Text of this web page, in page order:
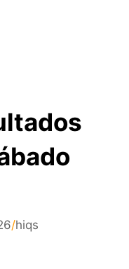
/hiqs